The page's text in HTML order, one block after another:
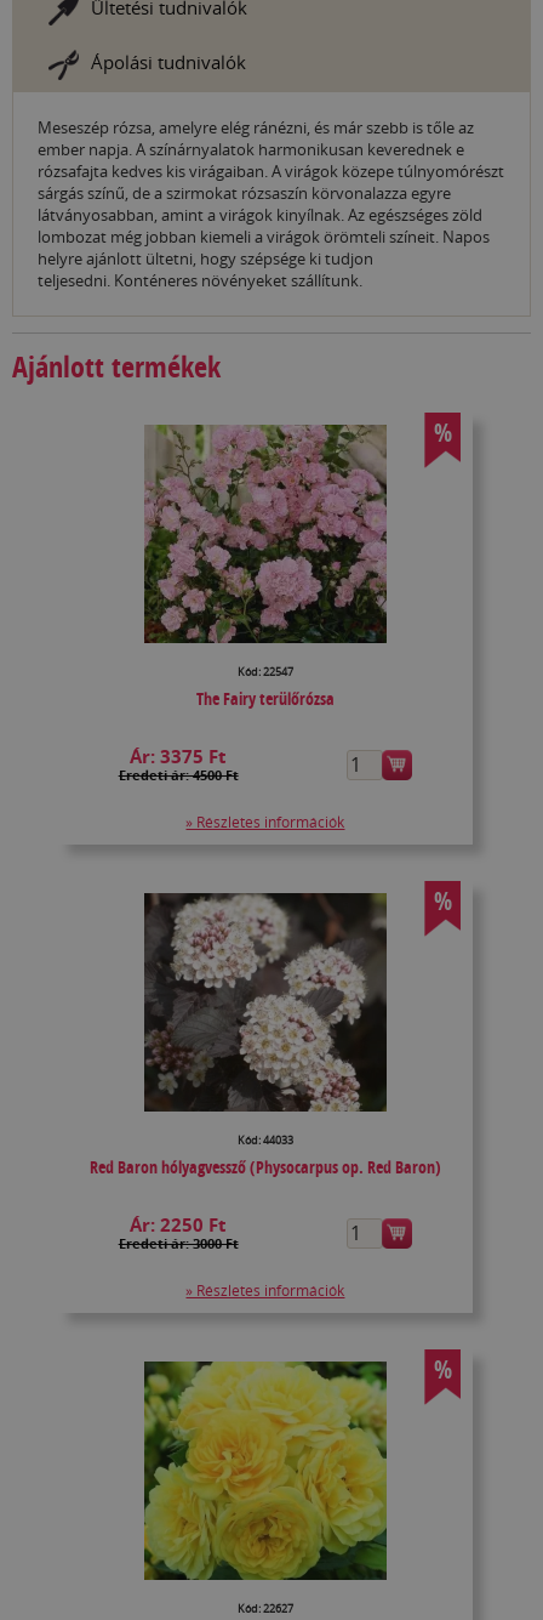
Ültetési tudnivalók
Ápolási tudnivalók
Meseszép rózsa, amelyre elég ránézni, és már szebb is tőle az
ember napja. A színárnyalatok harmonikusan keverednek e
rózsafajta kedves kis virágaiban. A virágok közepe túlnyomórészt
sárgás színű, de a szirmokat rózsaszín körvonalazza egyre
látványosabban, amint a virágok kinyílnak. Az egészséges zöld
lombozat még jobban kiemeli a virágok örömteli színeit. Napos
helyre ajánlott ültetni, hogy szépsége ki tudjon
teljesedni. Konténeres növényeket szállítunk.
Ajánlott termékek
%
Kód: 22547
The Fairy terülőrózsa
Ár:3375 Ft
Eredeti ár: 4500 Ft
» Részletes információk
%
Kód: 44033
Red Baron hólyagvessző (Physocarpus op. Red Baron)
Ár:2250 Ft
Eredeti ár: 3000 Ft
» Részletes információk
%
Kód: 22627